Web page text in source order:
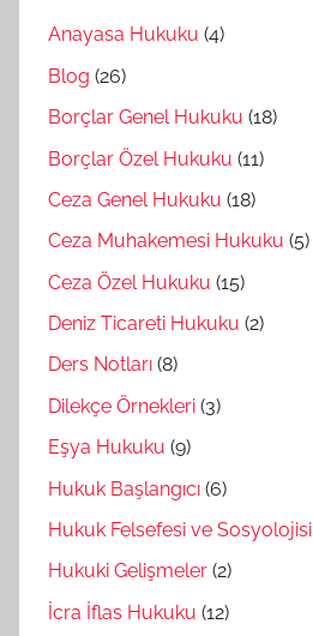
Anayasa Hukuku (4)
Blog (26)
Borçlar Genel Hukuku (18)
Borçlar Özel Hukuku (11)
Ceza Genel Hukuku (18)
Ceza Muhakemesi Hukuku (5)
Ceza Özel Hukuku (15)
Deniz Ticareti Hukuku (2)
Ders Notları (8)
Dilekçe Örnekleri (3)
Eşya Hukuku (9)
Hukuk Başlangıcı (6)
Hukuk Felsefesi ve Sosyolojisi
Hukuki Gelişmeler (2)
İcra İflas Hukuku (12)